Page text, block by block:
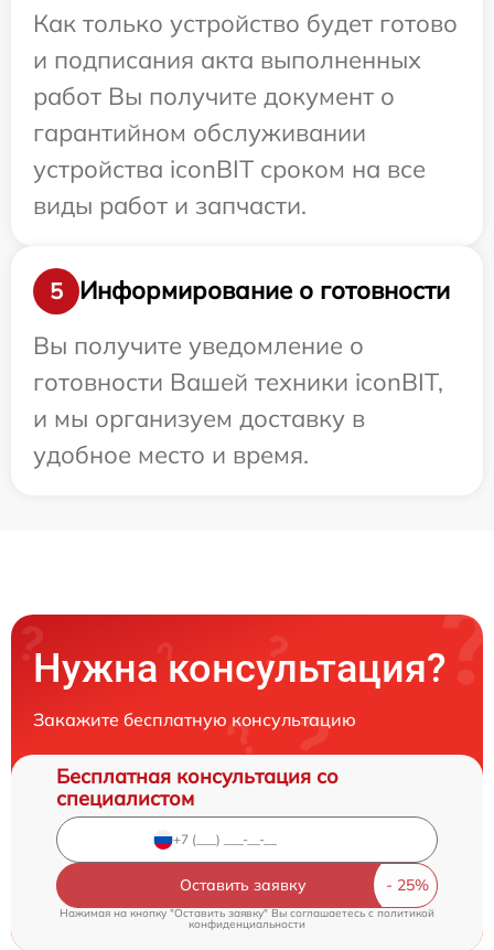
Как только устройство будет готово
и подписания акта выполненных
работ Вы получите документ о
гарантийном обслуживании
устройства iconBIT сроком на все
виды работ и запчасти.
5
Информирование о готовности
Вы получите уведомление о
готовности Вашей техники iconBIT,
и мы организуем доставку в
удобное место и время.
Нужна консультация?
Закажите бесплатную консультацию
Бесплатная консультация со
специалистом
Оставить заявку
Нажимая на кнопку "Оставить заявку" Вы соглашаетесь cполитикой
конфиденциальности